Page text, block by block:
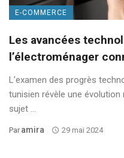
E-COMMERCE
Les avancées
l’électroménager
L’examen des progrès
tunisien révèle une évolution
sujet ...
Par Amira 29 mai 2024